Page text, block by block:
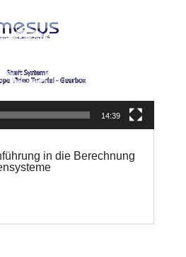
14:39
in die Berechnung